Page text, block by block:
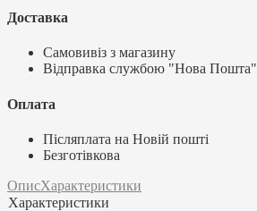
Доставка
Самовивіз з магазину
Відправка службою "Нова Пошта"
Оплата
Післяплата на Новій пошті
Безготівкова
ОписХарактеристики
Характеристики